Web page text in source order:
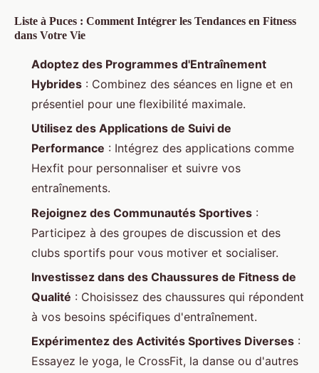
Liste à Puces : Comment Intégrer les Tendances en Fitness
dans Votre Vie
Adoptez des Programmes d'Entraînement
Hybrides : Combinez des séances en ligne et en
présentiel pour une flexibilité maximale.
Utilisez des Applications de Suivi de
Performance : Intégrez des applications comme
Hexfit pour personnaliser et suivre vos
entraînements.
Rejoignez des Communautés Sportives :
Participez à des groupes de discussion et des
clubs sportifs pour vous motiver et socialiser.
Investissez dans des Chaussures de Fitness de
Qualité : Choisissez des chaussures qui répondent
à vos besoins spécifiques d'entraînement.
Expérimentez des Activités Sportives Diverses :
Essayez le yoga, le CrossFit, la danse ou d'autres